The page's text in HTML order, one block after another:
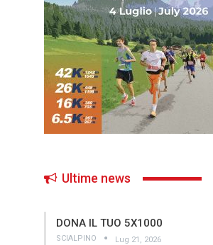
Ultime news
DONA IL TUO 5X1000
SCIALPINO Lug 21, 2026